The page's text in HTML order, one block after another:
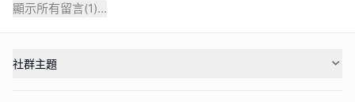
顯示所有留言(1)...
社群主題